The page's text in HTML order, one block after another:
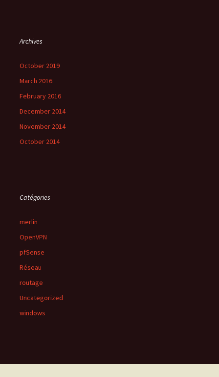
Archives
October 2019
March 2016
February 2016
December 2014
November 2014
October 2014
Catégories
merlin
OpenVPN
pfSense
Réseau
routage
Uncategorized
windows